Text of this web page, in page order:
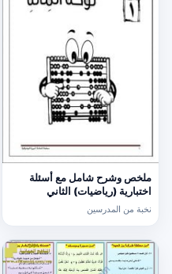
ملخص وشرح شامل مع أسئلة
اختبارية (رياضيات) الثاني
نخبة من المدرسين